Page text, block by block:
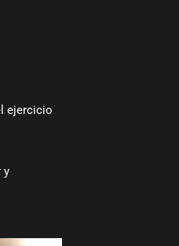
ejercicio
y